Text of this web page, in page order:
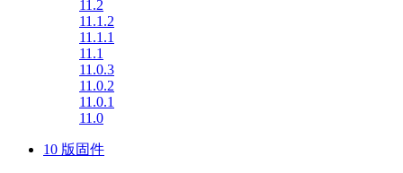
11.2
11.1.2
11.1.1
11.1
11.0.3
11.0.2
11.0.1
11.0
10 版固件